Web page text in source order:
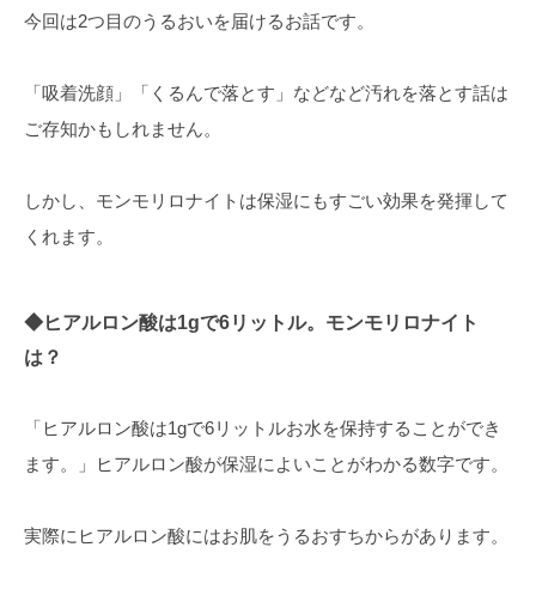
今回は2つ目のうるおいを届けるお話です。
「吸着洗顔」「くるんで落とす」などなど汚れを落とす話は
ご存知かもしれません。
しかし、モンモリロナイトは保湿にもすごい効果を発揮して
くれます。
◆ヒアルロン酸は1gで6リットル。モンモリロナイト
は？
「ヒアルロン酸は1gで6リットルお水を保持することができ
ます。」ヒアルロン酸が保湿によいことがわかる数字です。
実際にヒアルロン酸にはお肌をうるおすちからがあります。